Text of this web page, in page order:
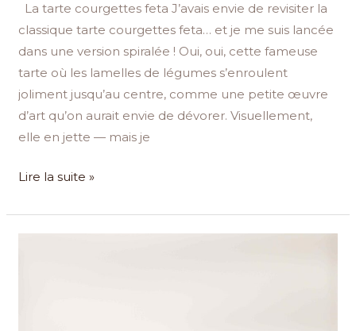
La tarte courgettes feta J’avais envie de revisiter la
classique tarte courgettes feta… et je me suis lancée
dans une version spiralée ! Oui, oui, cette fameuse
tarte où les lamelles de légumes s’enroulent
joliment jusqu’au centre, comme une petite œuvre
d’art qu’on aurait envie de dévorer. Visuellement,
elle en jette — mais je
Lire la suite »